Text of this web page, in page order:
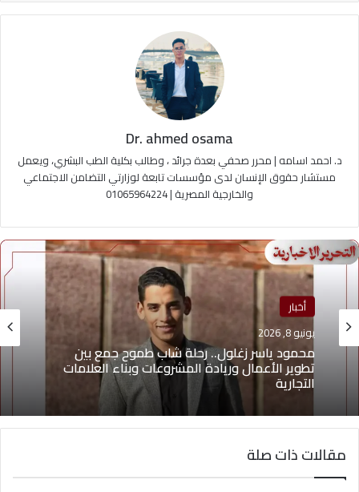
Dr. ahmed osama
د. احمد اسامه | محرر صحفي بعدة جرائد ، وطالب بكلية الطب البشري، ويعمل
مستشار حقوق الإنسان لدى مؤسسات تابعة لوزارتي التضامن الاجتماعي
والخارجية المصرية | 01065964224
أخبار
يونيو 8, 2026
محمود ياسر زغلول.. رحلة شاب طموح جمع بين
تطوير الأعمال وريادة المشروعات وبناء العلامات
التجارية
منوعات
يونيو 4, 2026
يوسف أيمن درويش.. عقلية بيعية شابة تقود التغيير
وتؤهل الشباب لسوق العمل2026
مقالات ذات صلة